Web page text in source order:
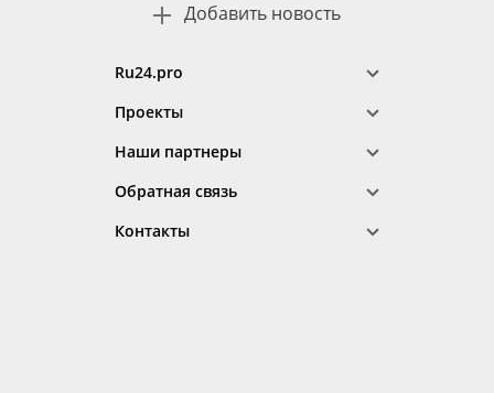
Добавить новость
Ru24.pro
Проекты
Наши партнеры
Обратная связь
Контакты